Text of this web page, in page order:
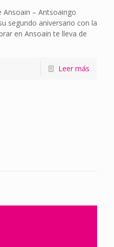
Ansoain – Antsoaingo
segundo aniversario con la
en Ansoain te lleva de
Leer más